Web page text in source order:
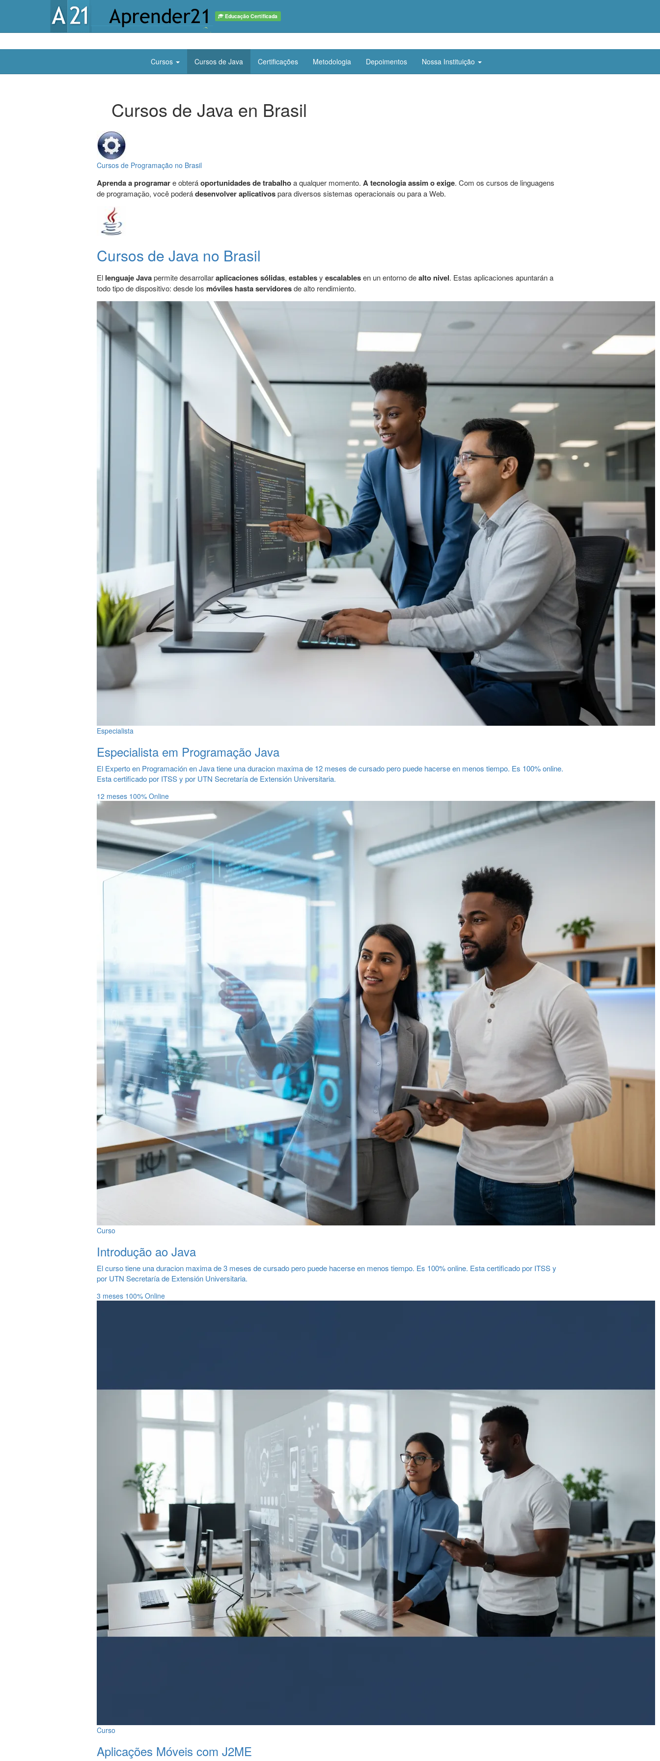
Educação Certificada
Cursos Cursos de Java Certificações Metodologia Depoimentos Nossa Instituição
Cursos de Java en Brasil
Cursos de Programação no Brasil
Aprenda a programare obteráoportunidades de trabalhoa qualquer momento. A tecnologia assim o exige. Com os cursos de linguagens
de programação, você poderádesenvolver aplicativospara diversos sistemas operacionais ou para a Web.
Cursos de Java no Brasil
El lenguaje Javapermite desarrollaraplicacionessólidas, establesy escalablesen un entorno dealto nivel. Estas aplicaciones apuntarán a
todo tipo de dispositivo: desde los móviles hasta servidoresde alto rendimiento.
Especialista
Especialista em Programação Java
El Experto en Programación en Java tiene una duracion maxima de 12 meses de cursado pero puede hacerse en menos tiempo. Es 100% online.
Esta certificado por ITSS y por UTN Secretaría de Extensión Universitaria.
12 meses 100% Online
Curso
Introdução ao Java
El curso tiene una duracion maxima de 3 meses de cursado pero puede hacerse en menos tiempo. Es 100% online. Esta certificado por ITSS y
por UTN Secretaría de Extensión Universitaria.
3 meses 100% Online
Curso
Aplicações Móveis com J2ME